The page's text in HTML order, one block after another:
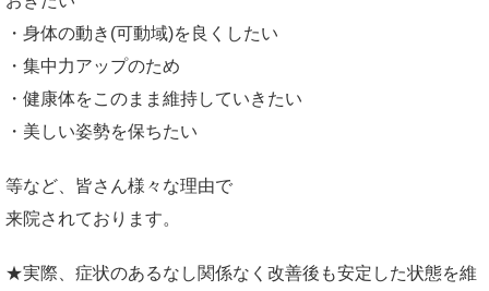
・身体の動き(可動域)を良くしたい
・集中力アップのため
・健康体をこのまま維持していきたい
・美しい姿勢を保ちたい
等など、皆さん様々な理由で
来院されております。
★実際、症状のあるなし関係なく改善後も安定した状態を維